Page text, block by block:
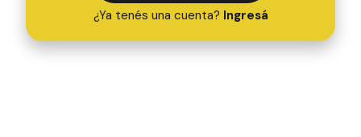
¿Ya tenés una cuenta? Ingresá